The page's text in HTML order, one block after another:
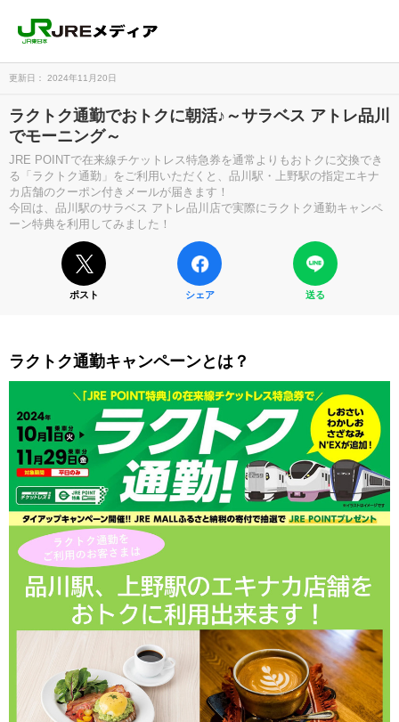
更新日： 2024年11月20日
ラクトク通勤でおトクに朝活♪～サラベス アトレ品川
でモーニング～
JRE POINTで在来線チケットレス特急券を通常よりもおトクに交換でき
る「ラクトク通勤」をご利用いただくと、品川駅・上野駅の指定エキナ
カ店舗のクーポン付きメールが届きます！
今回は、品川駅のサラベス アトレ品川店で実際にラクトク通勤キャンペ
ーン特典を利用してみました！
ポスト シェア 送る
ラクトク通勤キャンペーンとは？